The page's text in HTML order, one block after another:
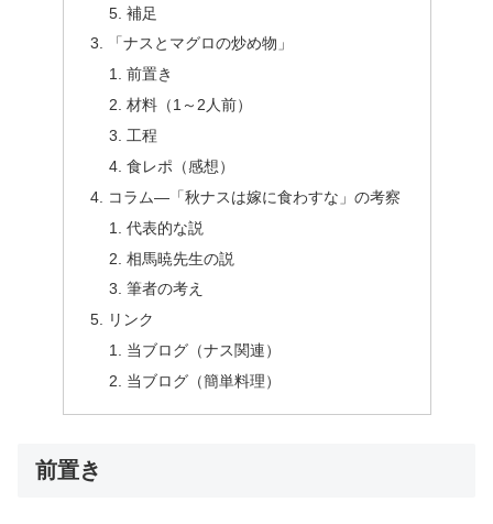
補足
「ナスとマグロの炒め物」
前置き
材料（1～2人前）
工程
食レポ（感想）
コラム―「秋ナスは嫁に食わすな」の考察
代表的な説
相馬暁先生の説
筆者の考え
リンク
当ブログ（ナス関連）
当ブログ（簡単料理）
前置き